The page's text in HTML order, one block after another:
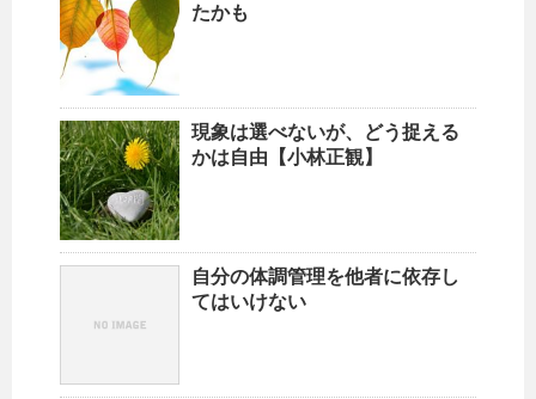
たかも
現象は選べないが、どう捉える
かは自由【小林正観】
自分の体調管理を他者に依存し
てはいけない